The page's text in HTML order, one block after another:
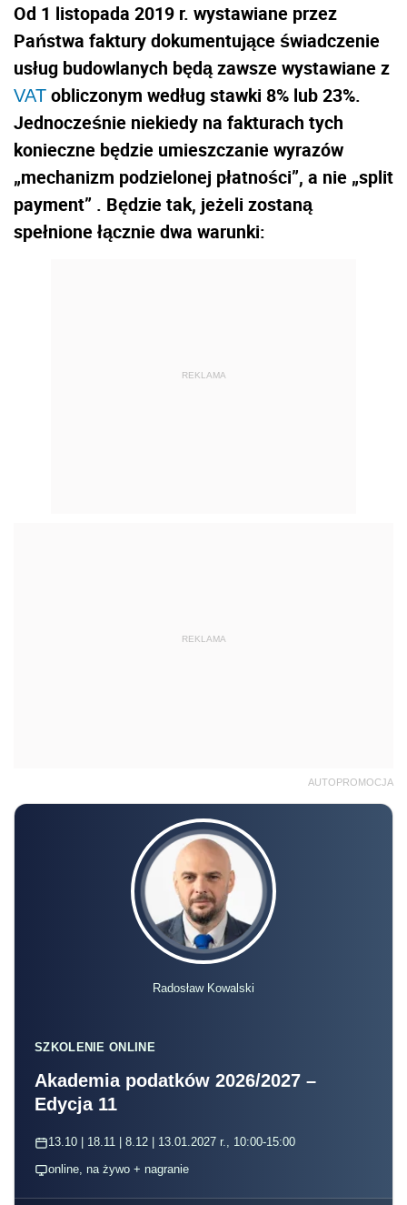
Od 1 listopada 2019 r. wystawiane przez
Państwa faktury dokumentujące świadczenie
usług budowlanych będą zawsze wystawiane z
VAT obliczonym według stawki 8% lub 23%.
Jednocześnie niekiedy na fakturach tych
konieczne będzie umieszczanie wyrazów
„mechanizm podzielonej płatności”, a nie „split
payment” . Będzie tak, jeżeli zostaną
spełnione łącznie dwa warunki:
REKLAMA
REKLAMA
AUTOPROMOCJA
Radosław Kowalski
SZKOLENIE ONLINE
Akademia podatków 2026/2027 –
Edycja 11
13.10 | 18.11 | 8.12 | 13.01.2027 r., 10:00-15:00
online, na żywo + nagranie